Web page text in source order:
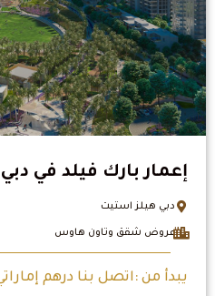
إعمار بارك فيلد في
دبي هيلز استيت
عروض شقق وتاون هاوس
يبدأ من :اتصل بنا درهم